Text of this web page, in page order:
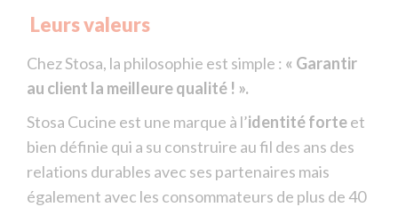
Leurs valeurs
Chez Stosa, la philosophie est simple : « Garantir
au client la meilleure qualité ! ».
Stosa Cucine est une marque à l’identité forteet
bien définie qui a su construire au fil des ans des
relations durables avec ses partenaires mais
également avec les consommateurs de plus de 40